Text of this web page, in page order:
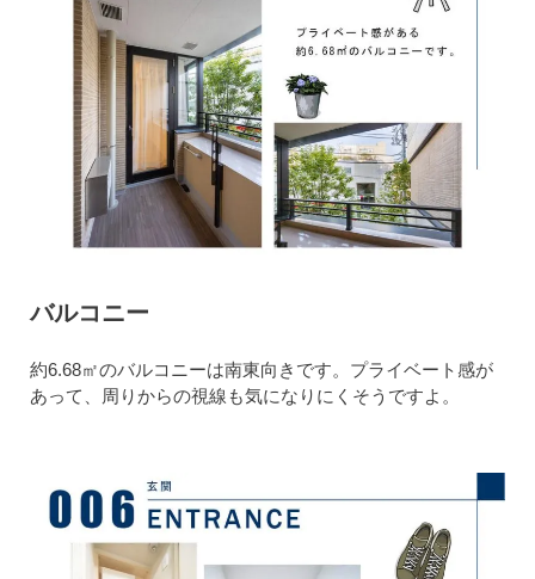
バルコニー
約6.68㎡のバルコニーは南東向きです。プライベート感が
あって、周りからの視線も気になりにくそうですよ。